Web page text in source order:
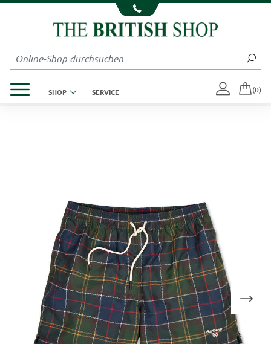
Kompletten Head der Seite überspringen
SHOP SERVICE (0)